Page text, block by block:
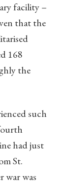
facility –
that the
168
the
such
had just
St.
war was